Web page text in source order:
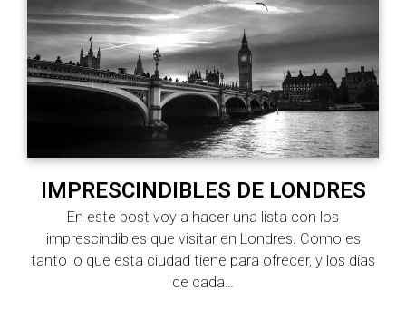
IMPRESCINDIBLES DE LONDRES
En este post voy a hacer una lista con los
imprescindibles que visitar en Londres. Como es
tanto lo que esta ciudad tiene para ofrecer, y los días
de cada…